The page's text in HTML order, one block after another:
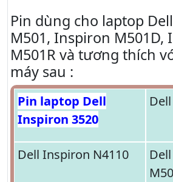
Pin dùng cho laptop
M501, Inspiron M501D,
M501R và tương thích
máy sau :
Pin laptop Dell
Inspiron 3520
Dell Inspiron N4110